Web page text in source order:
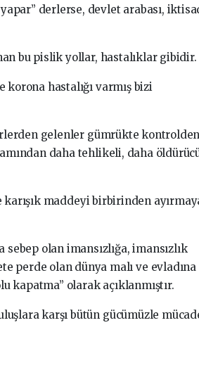
derlerse, devlet arabası,
bu pislik yollar, hastalıklar gibidir.
hastalığı varmış bizi
gelenler gümrükte kontrolden
daha tehlikeli, daha
karışık maddeyi birbirinden
olan imansızlığa, imansızlık
perde olan dünya malı ve evladına
kapatma” olarak açıklanmıştır.
karşı bütün gücümüzle